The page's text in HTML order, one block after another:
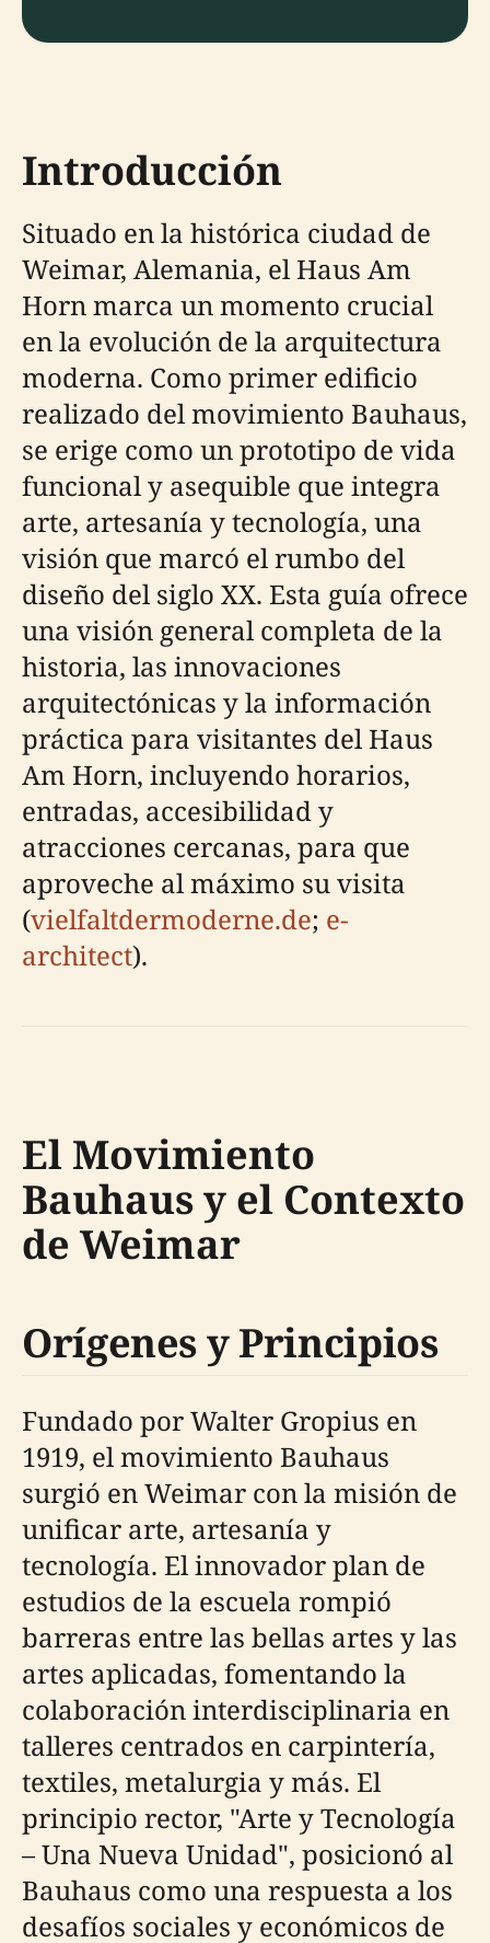
Introducción
Situado en la histórica ciudad de
Weimar, Alemania, el Haus Am
Horn marca un momento crucial
en la evolución de la arquitectura
moderna. Como primer edificio
realizado del movimiento Bauhaus,
se erige como un prototipo de vida
funcional y asequible que integra
arte, artesanía y tecnología, una
visión que marcó el rumbo del
diseño del siglo XX. Esta guía ofrece
una visión general completa de la
historia, las innovaciones
arquitectónicas y la información
práctica para visitantes del Haus
Am Horn, incluyendo horarios,
entradas, accesibilidad y
atracciones cercanas, para que
aproveche al máximo su visita
(vielfaltdermoderne.de; e-
architect).
El Movimiento
Bauhaus y el Contexto
de Weimar
Orígenes y Principios
Fundado por Walter Gropius en
1919, el movimiento Bauhaus
surgió en Weimar con la misión de
unificar arte, artesanía y
tecnología. El innovador plan de
estudios de la escuela rompió
barreras entre las bellas artes y las
artes aplicadas, fomentando la
colaboración interdisciplinaria en
talleres centrados en carpintería,
textiles, metalurgia y más. El
principio rector, "Arte y Tecnología
– Una Nueva Unidad", posicionó al
Bauhaus como una respuesta a los
desafíos sociales y económicos de